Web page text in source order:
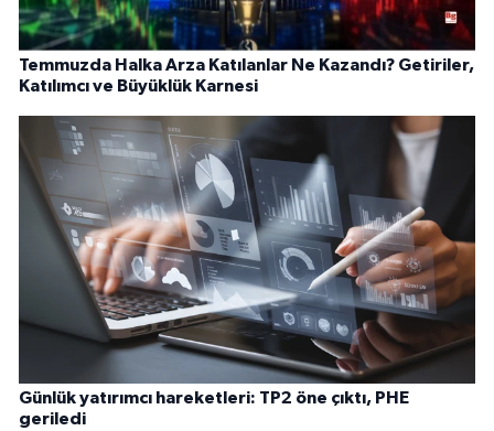
Temmuzda Halka Arza Katılanlar Ne Kazandı? Getiriler,
Katılımcı ve Büyüklük Karnesi
Günlük yatırımcı hareketleri: TP2 öne çıktı, PHE
geriledi